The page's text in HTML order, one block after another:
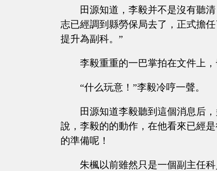
田源知道，李毅并不是沒有聽
志已經調到縣勞保局去了，正式擔
提升為副科。”
李毅重重的一巴掌拍在文件上
“什么玩意！”李毅冷哼一聲。
田源知道李毅聽到這個消息后
說，李毅的的動作，在他看來已經
的準備呢！
朱楓以前雖然只是一個副主任